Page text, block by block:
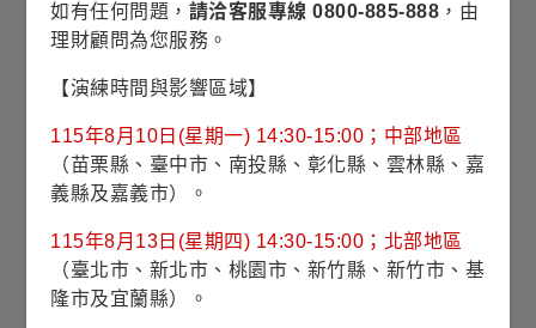
淨值 898.53
(日圓)
當次配息率(%) 0.49
含息報酬率(%)
除息日 07/01
淨值
如有任何問題， 請洽客服專線 0800-885-888 ，由
理財顧問為您服務。
【演練時間與影響區域】
115年8月10日(星期一) 14:30-15:00；中部地區
（苗栗縣、臺中市、南投縣、彰化縣、雲林縣、嘉
義縣及嘉義市）。
115年8月13日(星期四) 14:30-15:00；北部地區
（臺北市、新北市、桃園市、新竹縣、新竹市、基
隆市及宜蘭縣）。